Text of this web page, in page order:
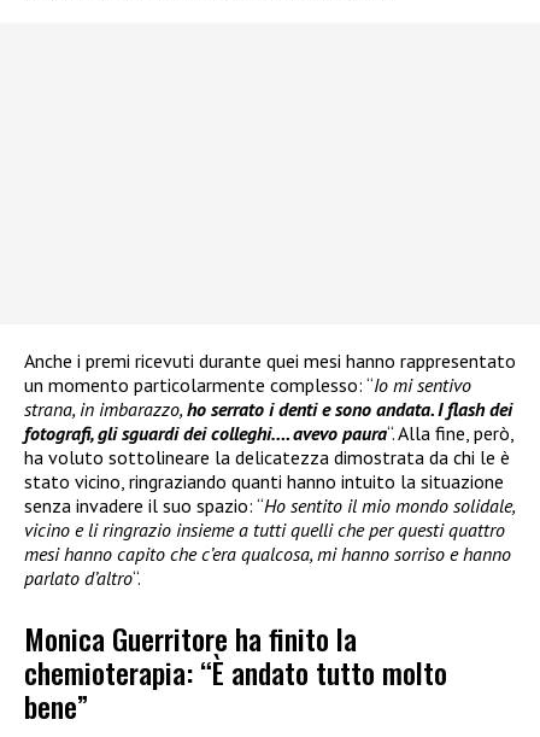
Anche i premi ricevuti durante quei mesi hanno rappresentato
un momento particolarmente complesso: “Io mi sentivo
strana, in imbarazzo, ho serrato i denti e sono andata. I flash dei
fotografi, gli sguardi dei colleghi…. avevo paura“. Alla fine, però,
ha voluto sottolineare la delicatezza dimostrata da chi le è
stato vicino, ringraziando quanti hanno intuito la situazione
senza invadere il suo spazio: “Ho sentito il mio mondo solidale,
vicino e li ringrazio insieme a tutti quelli che per questi quattro
mesi hanno capito che c’era qualcosa, mi hanno sorriso e hanno
parlato d’altro“.
Monica Guerritore ha finito la
chemioterapia: “È andato tutto molto
bene”